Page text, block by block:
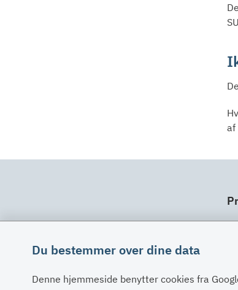
af
Du bestemmer over dine data
Denne hjemmeside benytter cookies fra